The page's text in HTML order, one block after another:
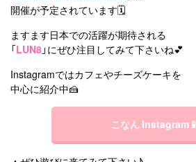
開催が予定されています🗓️
ますます日本での活躍が期待される
「LUN8」にぜひ注目してみて下さいね💕
Instagramではカフェやチーズケーキを
中心に紹介中🍰
こなん Instagram📱